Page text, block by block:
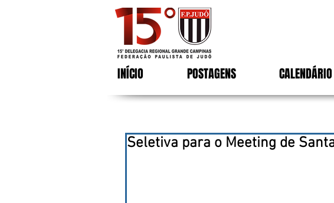
INÍCIO POSTAGENS CALENDÁRIO
Seletiva para o Meeting de